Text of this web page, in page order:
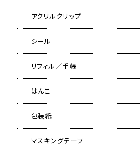
アクリルクリップ
シール
リフィル／手帳
はんこ
包装紙
マスキングテープ